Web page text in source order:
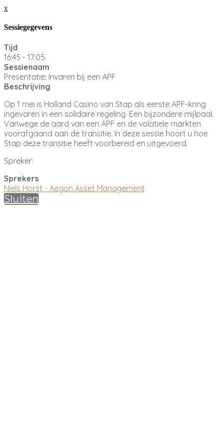
x
Sessiegegevens
Tijd
16:45 - 17:05
Sessienaam
Presentatie: Invaren bij een APF
Beschrijving
Op 1 mei is Holland Casino van Stap als eerste APF-kring
ingevaren in een solidaire regeling. Een bijzondere mijlpaal.
Vanwege de aard van een APF en de volatiele markten
voorafgaand aan de transitie. In deze sessie hoort u hoe
Stap deze transitie heeft voorbereid en uitgevoerd.
Spreker:
Sprekers
Niels Horst - Aegon Asset Management
Sluiten